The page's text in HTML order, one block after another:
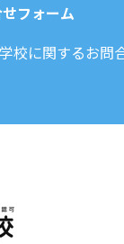
フォーム
学校に関するお